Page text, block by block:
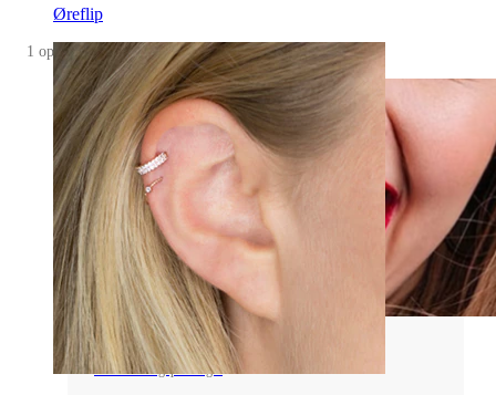
Øreflip
1 opslag
Alt Om Tungepiercinger